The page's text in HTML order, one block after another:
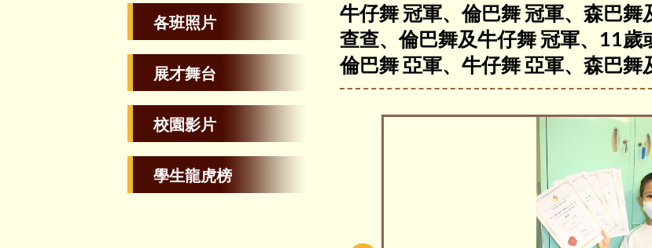
各班照片
展才舞台
校園影片
學生龍虎榜
牛仔舞 冠軍、倫巴舞 冠軍、森巴
查查、倫巴舞及牛仔舞 冠軍、11歲
倫巴舞 亞軍、牛仔舞 亞軍、森巴舞